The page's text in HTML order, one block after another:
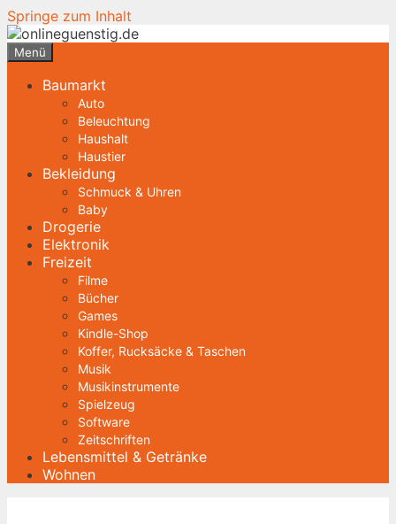
Springe zum Inhalt
Menü
Baumarkt
Auto
Beleuchtung
Haushalt
Haustier
Bekleidung
Schmuck & Uhren
Baby
Drogerie
Elektronik
Freizeit
Filme
Bücher
Games
Kindle-Shop
Koffer, Rucksäcke & Taschen
Musik
Musikinstrumente
Spielzeug
Software
Zeitschriften
Lebensmittel & Getränke
Wohnen